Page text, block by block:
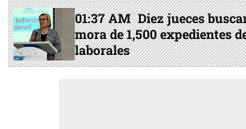
01:37 AM Diez jueces
mora de 1,500 expedientes
laborales